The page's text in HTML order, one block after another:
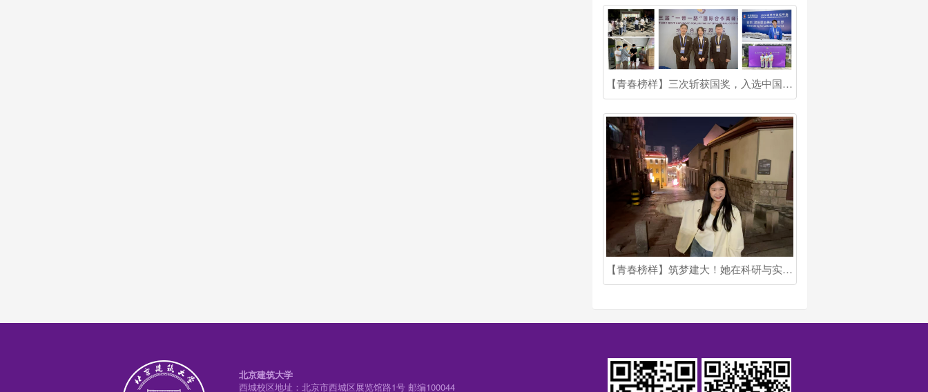
【青春榜样】三次斩获国奖，入选中国科协青托博士生专项！他是北建大博士生宋健
【青春榜样】筑梦建大！她在科研与实践中书写多面青春
北京建筑大学
西城校区地址：北京市西城区展览馆路1号 邮编100044